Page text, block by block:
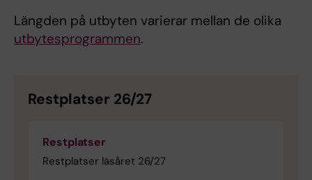
Längden på utbyten varierar mellan de olika
utbytesprogrammen.
Restplatser 26/27
Restplatser
Restplatser läsåret 26/27